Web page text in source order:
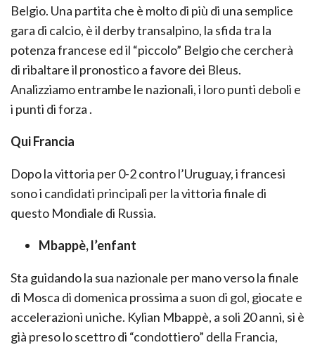
Belgio. Una partita che è molto di più di una semplice
gara di calcio, è il derby transalpino, la sfida tra la
potenza francese ed il “piccolo” Belgio che cercherà
di ribaltare il pronostico a favore dei Bleus.
Analizziamo entrambe le nazionali, i loro punti deboli e
i punti di forza .
Qui Francia
Dopo la vittoria per 0-2 contro l’Uruguay, i francesi
sono i candidati principali per la vittoria finale di
questo Mondiale di Russia.
Mbappè, l’enfant
Sta guidando la sua nazionale per mano verso la finale
di Mosca di domenica prossima a suon di gol, giocate e
accelerazioni uniche. Kylian Mbappè, a soli 20 anni, si è
già preso lo scettro di “condottiero” della Francia,